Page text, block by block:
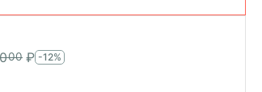
00 ₽ -12%